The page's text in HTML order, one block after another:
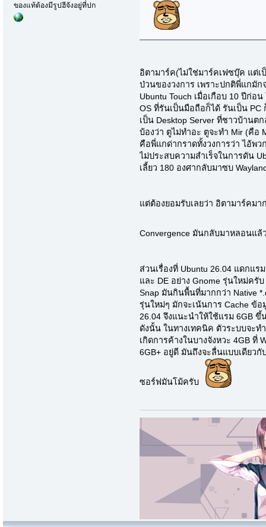
ของแท้ต้องมีรูปฮีจังอยู่ที่ปก
อิตามาร์ค(ไม่ใช่มาร์คเฟซบุ๊ค แต่เ
ป่วนของวงการ เพราะปกติพี่แกมั
Ubuntu Touch เมื่อเกือบ 10 ปีก่อ
OS ที่รันเป็นมือถือก็ได้ รันเป็น PC
เป็น Desktop Server ที่ชาวบ้านต
บ้องว่า ตูไม่ทำอะ ตูจะทำ Mir (คือ
คือพี่แกด่ากราดทั้งวงการว่า ไอ้พว
ไม่ประสบความสำเร็จในการดัน
เลี้ยว 180 องศากลับมาซบ
แต่ต้องยอมรับเลยว่า อิตามาร์คม
Convergence มันกลับมาหลอนแ
ส่วนเรื่องที่ Ubuntu 26.04 แดกแร
และ DE อย่าง Gnome รุ่นใหม่ครับ
Snap มันกินพื้นที่มากกว่า Native
รุ่นใหม่ๆ มักจะเน้นการ Cache ข้
26.04 จึงแนะนำให้ใช้แรม 6GB
ดังนั้น ในทางเทคนิค ตัวระบบจะท
เกิดการค้างในบางจังหวะ 4GB ที่
6GB+ อยู่ดี มันถึงจะลื่นแบบเดียว
ซอร์ฟมันโม้ครับ